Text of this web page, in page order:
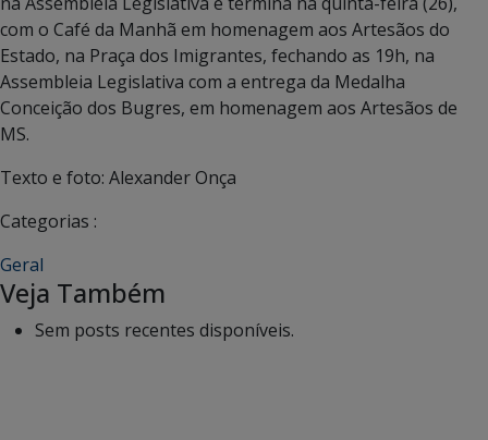
com o Café da Manhã em homenagem aos Artesãos do
Estado, na Praça dos Imigrantes, fechando as 19h, na
Assembleia Legislativa com a entrega da Medalha
Conceição dos Bugres, em homenagem aos Artesãos de
MS.
Texto e foto: Alexander Onça
Categorias :
Geral
Veja Também
Sem posts recentes disponíveis.